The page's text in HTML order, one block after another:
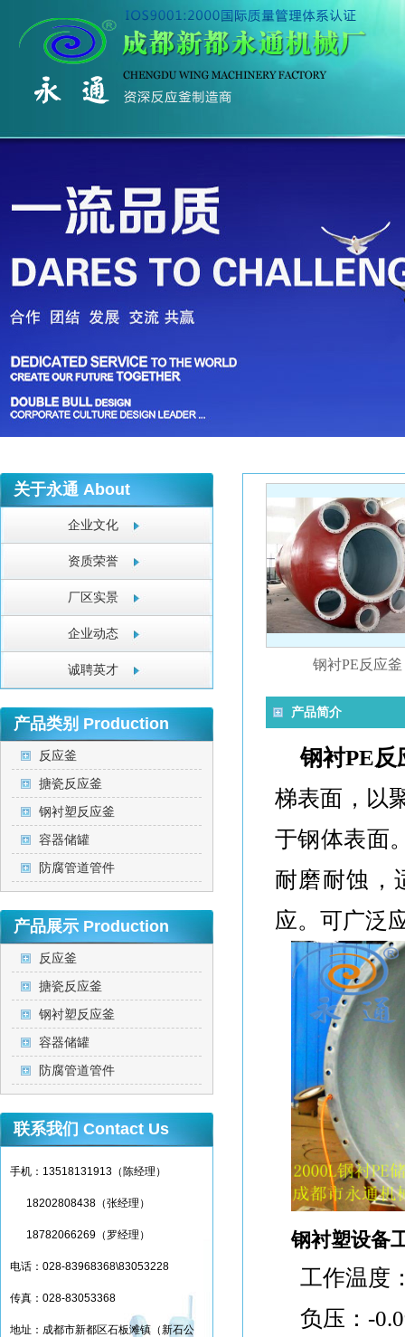
钢衬PE反应釜
产品简介
钢衬PE反
梯表面，以
于钢体表面
耐磨耐蚀，
应。可广泛
钢衬塑设备
工作温度
负压：-
关于永通 About
企业文化
资质荣誉
厂区实景
企业动态
诚聘英才
产品类别 Production
反应釜
搪瓷反应釜
钢衬塑反应釜
容器储罐
防腐管道管件
产品展示 Production
反应釜
搪瓷反应釜
钢衬塑反应釜
容器储罐
防腐管道管件
联系我们 Contact Us
手机：13518131913（陈经理）
18202808438（张经理）
18782066269（罗经理）
电话：028-83968368\83053228
传真：028-83053368
地址：成都市新都区石板滩镇（新石公